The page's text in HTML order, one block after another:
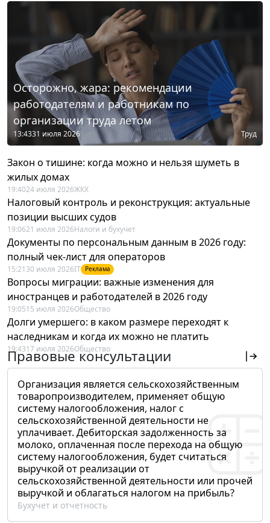
Осторожно, жара: рекомендации
работодателям и работникам по
организации труда летом
13:4331 июля 2026 Труд
Закон о тишине: когда можно и нельзя шуметь в
жилых домах
19:4024 июля 2026ЖКХ
Налоговый контроль и реконструкция: актуальные
позиции высших судов
19:0621 июля 2026Налоги и бухучет
Документы по персональным данным в 2026 году:
полный чек-лист для операторов
15:21 30 июля 2026IT Реклама
Вопросы миграции: важные изменения для
иностранцев и работодателей в 2026 году
19:0515 июля 2026Общество
Долги умершего: в каком размере переходят к
наследникам и когда их можно не платить
19:4317 июля 2026Общество
Правовые консультации
Организация является сельскохозяйственным
товаропроизводителем, применяет общую
систему налогообложения, налог с
сельскохозяйственной деятельности не
уплачивает. Дебиторская задолженность за
молоко, оплаченная после перехода на общую
систему налогообложения, будет считаться
выручкой от реализации от
сельскохозяйственной деятельности или прочей
выручкой и облагаться налогом на прибыль?
Бухучет и отчетность